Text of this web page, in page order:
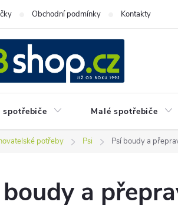
Obchodní podmínky Kontakty
spotřebiče Malé spotřebiče
potřeby Psi Psí boudy a
a